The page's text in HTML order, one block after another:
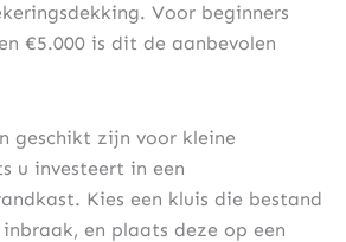
Voor beginners
€5.000 is dit de aanbevolen
geschikt zijn voor kleine
u investeert in een
Kies een kluis die bestand
en plaats deze op een